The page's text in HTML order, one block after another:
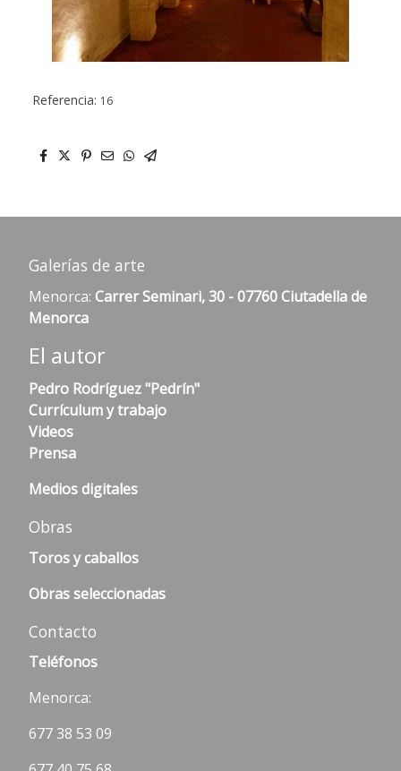
Referencia: 16
Galerías de arte
Menorca: Carrer Seminari, 30 - 07760 Ciutadella de
Menorca
El autor
Pedro Rodríguez "Pedrín"
Currículum y trabajo
Videos
Prensa
Medios digitales
Obras
Toros y caballos
Obras seleccionadas
Contacto
Teléfonos
Menorca:
677 38 53 09